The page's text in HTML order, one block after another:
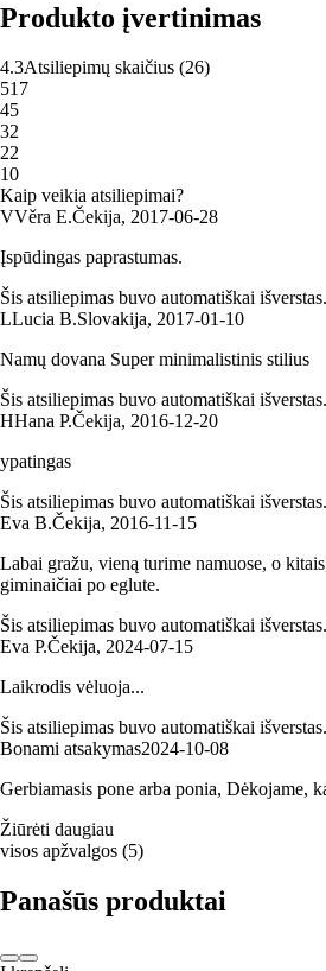
Produkto įvertinimas
4.3Atsiliepimų skaičius (26)
517
45
32
22
10
Kaip veikia atsiliepimai?
VVěra E.Čekija, 2017‑06‑28
Įspūdingas paprastumas.
Šis atsiliepimas buvo automatiškai išverstas.
LLucia B.Slovakija, 2017‑01‑10
Namų dovana Super minimalistinis stilius
Šis atsiliepimas buvo automatiškai išverstas.
HHana P.Čekija, 2016‑12‑20
ypatingas
Šis atsiliepimas buvo automatiškai išverstas.
Eva B.Čekija, 2016‑11‑15
Labai gražu, vieną turime namuose, o
giminaičiai po eglute.
Šis atsiliepimas buvo automatiškai išverstas.
Eva P.Čekija, 2024‑07‑15
Laikrodis vėluoja...
Šis atsiliepimas buvo automatiškai išverstas.
Bonami atsakymas2024‑10‑08
Gerbiamasis pone arba ponia, Dėkojame,
Žiūrėti daugiau
visos apžvalgos (5)
Panašūs produktai